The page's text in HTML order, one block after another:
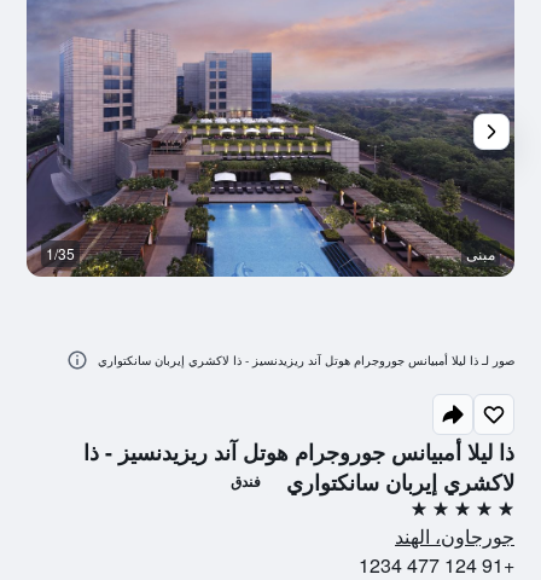
ذا ليلا أمبيانس جوروجرام هوتل آند ريزيدنسيز - ذا
لاكشري إيربان سانكتواري
فندق
5 نجوم
جورجاون، الهند
+91 124 477 1234
مبنى 1/35
صور لـ ذا ليلا أمبيانس جوروجرام هوتل آند ريزيدنسيز - ذا لاكشري إيربان سانكتواري